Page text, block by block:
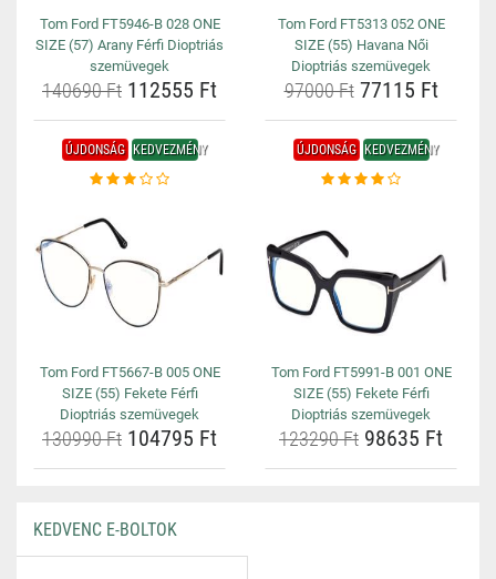
Tom Ford FT5946-B 028 ONE
SIZE (57) Arany Férfi Dioptriás
szemüvegek
140690 Ft 112555 Ft
Tom Ford FT5313 052 ONE
SIZE (55) Havana Női
Dioptriás szemüvegek
97000 Ft77115 Ft
ÚJDONSÁG KEDVEZMÉNY
Tom Ford FT5667-B 005 ONE
SIZE (55) Fekete Férfi
Dioptriás szemüvegek
130990 Ft 104795 Ft
ÚJDONSÁG KEDVEZMÉNY
Tom Ford FT5991-B 001 ONE
SIZE (55) Fekete Férfi
Dioptriás szemüvegek
123290 Ft 98635 Ft
KEDVENC E-BOLTOK